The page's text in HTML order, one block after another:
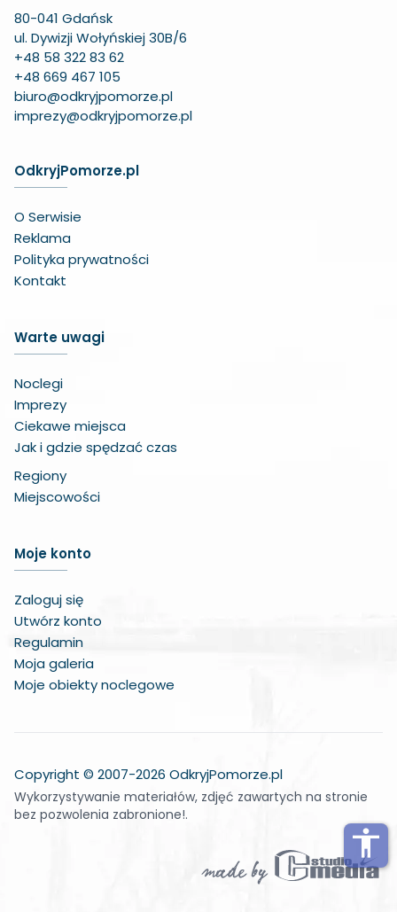
80-041 Gdańsk
ul. Dywizji Wołyńskiej 30B/6
+48 58 322 83 62
+48 669 467 105
biuro@odkryjpomorze.pl
imprezy@odkryjpomorze.pl
OdkryjPomorze.pl
O Serwisie
Reklama
Polityka prywatności
Kontakt
Warte uwagi
Noclegi
Imprezy
Ciekawe miejsca
Jak i gdzie spędzać czas
Regiony
Miejscowości
Moje konto
Zaloguj się
Utwórz konto
Regulamin
Moja galeria
Moje obiekty noclegowe
Copyright © 2007-2026 OdkryjPomorze.pl
Wykorzystywanie materiałów, zdjęć zawartych na stronie
bez pozwolenia zabronione!.
accessibility
Negatywne kolory
Wskaźnik do czytania
Wyłącz animacje